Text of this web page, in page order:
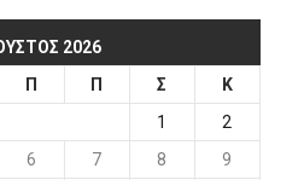
2026
Π Π Σ
Κ
1
2
6 7 8
9